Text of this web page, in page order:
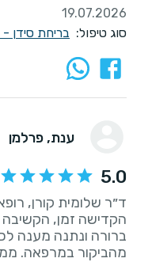
19.07.2026
סוג טיפול: בריחת סידן -
ענת, פרלמן
5.0
ד״ר שלומית קורן,
הקדישה זמן,
ברורה ונתנה מענה
מהביקור במרפאה.